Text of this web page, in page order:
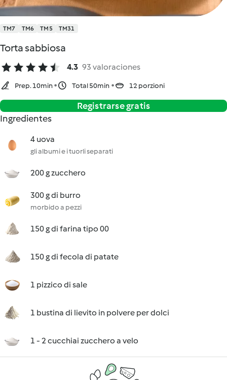
TM7 TM6 TM5 TM31
Torta sabbiosa
4.3 93 valoraciones
Prep. 10min Total 50min 12 porzioni
Registrarse gratis
Ingredientes
4 uova
gli albumi e i tuorli separati
200 g zucchero
300 g di burro
morbido a pezzi
150 g di farina tipo 00
150 g di fecola di patate
1 pizzico di sale
1 bustina di lievito in polvere per dolci
1 - 2 cucchiai zucchero a velo